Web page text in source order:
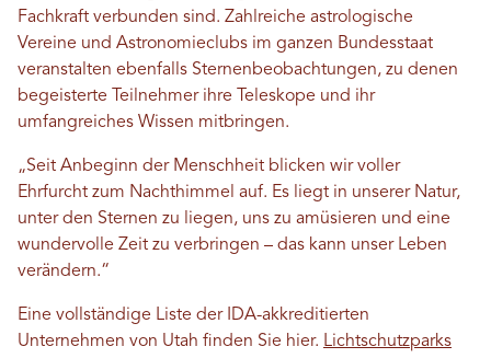
Fachkraft verbunden sind. Zahlreiche astrologische
Vereine und Astronomieclubs im ganzen Bundesstaat
veranstalten ebenfalls Sternenbeobachtungen, zu denen
begeisterte Teilnehmer ihre Teleskope und ihr
umfangreiches Wissen mitbringen.
„Seit Anbeginn der Menschheit blicken wir voller
Ehrfurcht zum Nachthimmel auf. Es liegt in unserer Natur,
unter den Sternen zu liegen, uns zu amüsieren und eine
wundervolle Zeit zu verbringen – das kann unser Leben
verändern.“
Eine vollständige Liste der IDA-akkreditierten
Unternehmen von Utah finden Sie hier. Lichtschutzparks